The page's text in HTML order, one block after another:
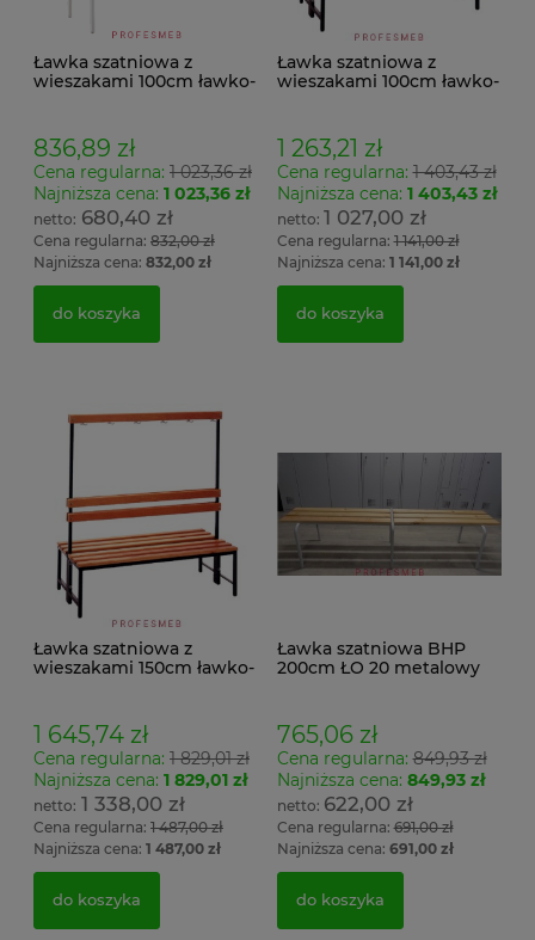
Ławka szatniowa z
wieszakami 100cm ławko-
836,89 zł
Cena regularna: 1 023,36 zł
Najniższa cena: 1 023,36 zł
680,40 zł
Cena regularna: 832,00 zł
Najniższa cena: 832,00 zł
do koszyka
Ławka szatniowa z
wieszakami 100cm ławko-
1 263,21 zł
Cena regularna:1 403,43 zł
Najniższa cena: 1 403,43 zł
1 027,00 zł
Cena regularna:1 141,00 zł
Najniższa cena: 1 141,00 zł
do koszyka
Ławka szatniowa z
wieszakami 150cm ławko-
1 645,74 zł
Cena regularna: 1 829,01 zł
Najniższa cena: 1 829,01 zł
1 338,00 zł
Cena regularna: 1 487,00 zł
Najniższa cena: 1 487,00 zł
do koszyka
Ławka szatniowa BHP
200cm ŁO 20 metalowy
765,06 zł
Cena regularna:849,93 zł
Najniższa cena: 849,93 zł
622,00 zł
Cena regularna:691,00 zł
Najniższa cena: 691,00 zł
do koszyka